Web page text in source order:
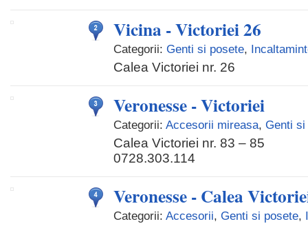
Vicina - Victoriei 26
Categorii: Genti si posete,
Calea Victoriei nr. 26
Veronesse - Victoriei
Categorii: Accesorii mireasa, Genti si
Calea Victoriei nr. 83 – 85
0728.303.114
Veronesse - Calea
Categorii: Accesorii, Genti si posete,